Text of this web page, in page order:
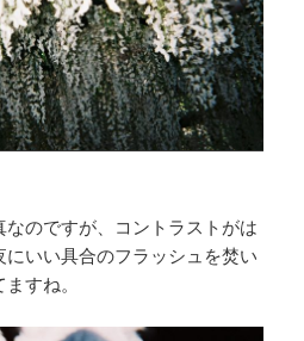
のですが、コントラストがは
いい具合のフラッシュを焚い
すね。